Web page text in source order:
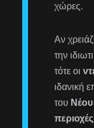
χώρες.
Αν
την
τότε οι
ιδανική
του